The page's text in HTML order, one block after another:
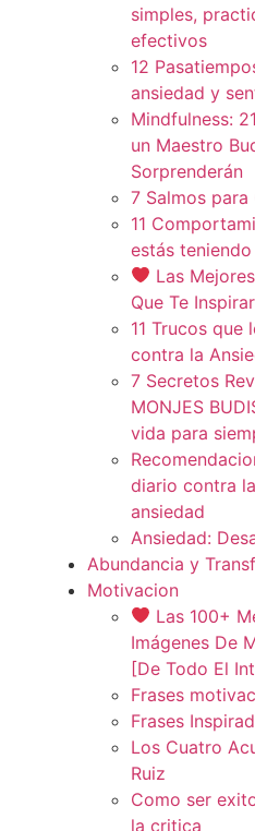
simples,
efectivos
12
ansiedad y
Mindfulness:
un Maestro
Sorprenderán
7 Salmos para
11
estás
Las
Que Te
11 Trucos que
contra la
7 Secretos
MONJES
vida para
diario contra
ansiedad
Ansiedad:
Abundancia y
Motivacion
Las 100+
Imágenes De
[De Todo El
Frases
Frases
Los Cuatro
Ruiz
Como ser
la critica